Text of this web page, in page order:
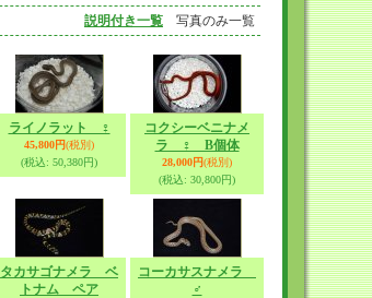
説明付き一覧 写真のみ一覧
ライノラット ♀
45,800円(税別)
(税込: 50,380円)
コクシーベニナメ
ラ ♀ B個体
28,000円(税別)
(税込: 30,800円)
タカサゴナメラ ベ
トナム ペア
コーカサスナメラ
♂